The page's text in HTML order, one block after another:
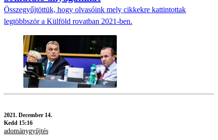
Összegyűjtöttük, hogy olvasóink mely cikkekre kattintottak
legtöbbször a Külföld rovatban 2021-ben.
2021. December 14.
Kedd 15:16
adománygyűjtés